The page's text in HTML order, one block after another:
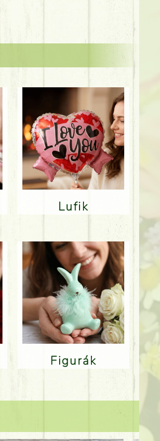
Lufik
Figurák